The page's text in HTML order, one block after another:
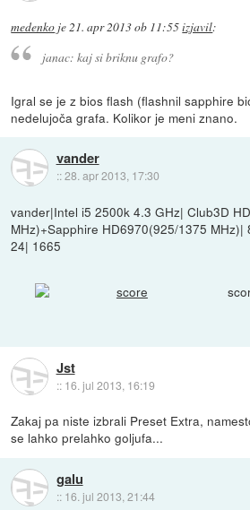
medenko je21. apr 2013 ob 11:55izjavil:
janac: kaj si briknu grafo?
Igral se je z bios flash (flashnil sapphire
nedelujoča grafa. Kolikor je meni znano.
vander
::28. apr 2013, 17:30
vander|Intel i5 2500k 4.3 GHz| Club3D
MHz)+Sapphire HD6970(925/1375 MHz)|
24| 1665
Jst
:: 16. jul 2013, 16:19
Zakaj pa niste izbrali Preset Extra,
se lahko prelahko goljufa...
galu
:: 16. jul 2013, 21:44